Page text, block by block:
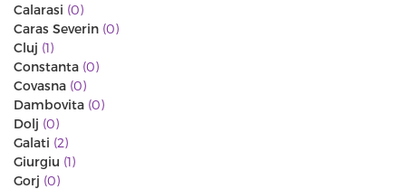
Calarasi (0)
Caras Severin (0)
Cluj (1)
Constanta (0)
Covasna (0)
Dambovita (0)
Dolj (0)
Galati (2)
Giurgiu (1)
Gorj (0)